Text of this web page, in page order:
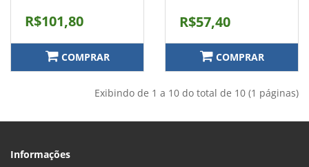
R$101,80
COMPRAR
R$57,40
COMPRAR
Exibindo de 1 a 10 do total de 10 (1 páginas)
Informações